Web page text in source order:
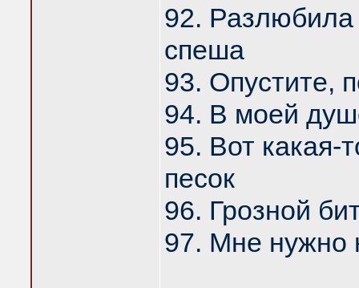
92.
спеша
93. Опустите,
94. В моей
95. Вот какая-
песок
96. Грозной
97. Мне нужно